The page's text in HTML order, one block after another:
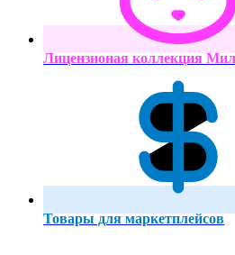
Лицензионая коллекция
Товары для маркетплейсов